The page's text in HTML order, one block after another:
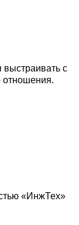
с
отношения.
«ИнжТех»